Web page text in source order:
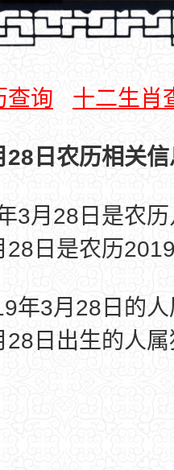
查询 十二生肖
28日农历相关
3月28日是农
28日是农历
年3月28日的
28日出生的人